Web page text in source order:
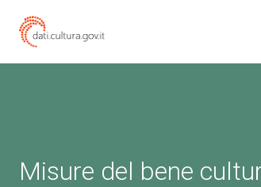
Misure del bene